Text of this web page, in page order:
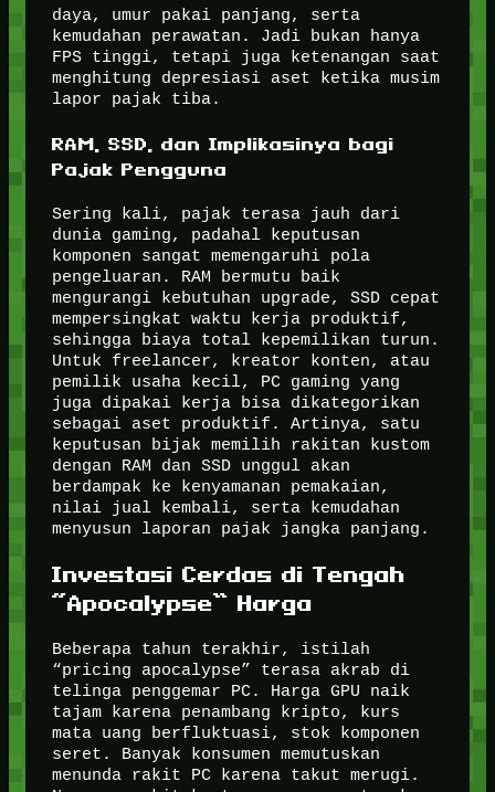
daya, umur pakai panjang, serta
kemudahan perawatan. Jadi bukan hanya
FPS tinggi, tetapi juga ketenangan saat
menghitung depresiasi aset ketika musim
lapor pajak tiba.
RAM, SSD, dan Implikasinya bagi
Pajak Pengguna
Sering kali, pajak terasa jauh dari
dunia gaming, padahal keputusan
komponen sangat memengaruhi pola
pengeluaran. RAM bermutu baik
mengurangi kebutuhan upgrade, SSD cepat
mempersingkat waktu kerja produktif,
sehingga biaya total kepemilikan turun.
Untuk freelancer, kreator konten, atau
pemilik usaha kecil, PC gaming yang
juga dipakai kerja bisa dikategorikan
sebagai aset produktif. Artinya, satu
keputusan bijak memilih rakitan kustom
dengan RAM dan SSD unggul akan
berdampak ke kenyamanan pemakaian,
nilai jual kembali, serta kemudahan
menyusun laporan pajak jangka panjang.
Investasi Cerdas di Tengah
“Apocalypse” Harga
Beberapa tahun terakhir, istilah
“pricing apocalypse” terasa akrab di
telinga penggemar PC. Harga GPU naik
tajam karena penambang kripto, kurs
mata uang berfluktuasi, stok komponen
seret. Banyak konsumen memutuskan
menunda rakit PC karena takut merugi.